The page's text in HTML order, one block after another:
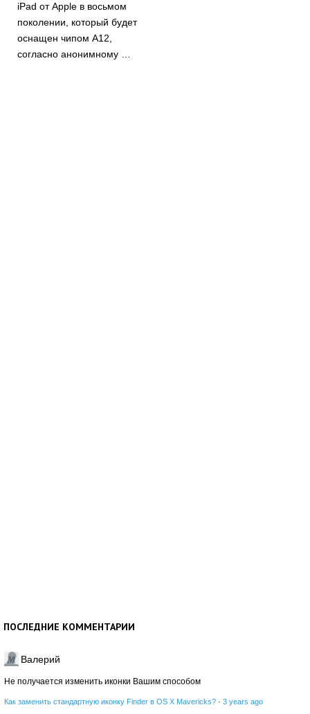
iPad от Apple в восьмом
поколении, который будет
оснащен чипом A12,
согласно анонимному …
ПОСЛЕДНИЕ КОММЕНТАРИИ
Валерий
Не получается изменить иконки Вашим способом
Как заменить стандартную иконку Finder в OS X Mavericks? · 3 years ago